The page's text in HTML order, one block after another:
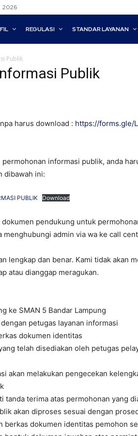
2026
REGULASI STANDAR LAYANAN
Publik
Publik
harus download : https://forms.gle/
informasi publik, anda
dibawah ini:
PUBLIK Download
pendukung untuk
menghubungi admin via wa ke call
lengkap dan benar. Kami tidak akan
atau dianggap meragukan.
ke SMAN 5 Bandar Lampung
petugas layanan informasi
dokumen identitas
telah disediakan oleh petugas
akan melakukan pengecekan
tanda terima atas permohonan yang
akan diproses sesuai dengan
berkas dokumen identitas pemohon